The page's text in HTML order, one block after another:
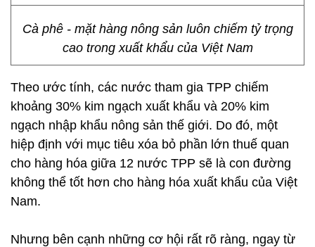
Cà phê - mặt hàng nông sản luôn chiếm tỷ trọng
cao trong xuất khẩu của Việt Nam
Theo ước tính, các nước tham gia TPP chiếm
khoảng 30% kim ngạch xuất khẩu và 20% kim
ngạch nhập khẩu nông sản thế giới. Do đó, một
hiệp định với mục tiêu xóa bỏ phần lớn thuế quan
cho hàng hóa giữa 12 nước TPP sẽ là con đường
không thể tốt hơn cho hàng hóa xuất khẩu của Việt
Nam.
Nhưng bên cạnh những cơ hội rất rõ ràng, ngay từ